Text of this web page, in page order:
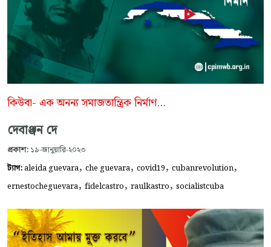
কিউবা- এক অনন্য সমাজতান্ত্রিক নির্মাণ...
দেবাঞ্জন দে
প্রকাশ: ১৯-জানুয়ারি-২০২৩
ট্যাগ:aleida guevara, che guevara, covid19, cubanrevolution,
ernestocheguevara, fidelcastro, raulkastro, socialistcuba